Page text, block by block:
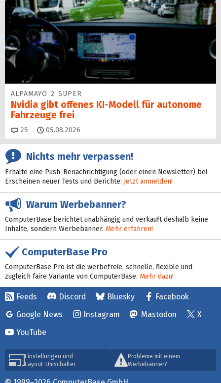
ALPAMAYO 2 SUPER
Nvidia gibt offenes KI-Modell für autonome
Fahrzeuge frei
25 Kommentare
05.08.2026
Nichts mehr verpassen!
Erhalte eine Push-Benachrichtigung (oder einen Newsletter) bei
Erscheinen neuer Tests und Berichte: Jetzt anmelden!
Warum Werbebanner?
ComputerBase berichtet unabhängig und verkauft deshalb keine
Inhalte, sondern Werbebanner. Mehr erfahren!
ComputerBase Pro
ComputerBase Pro ist die werbefreie, schnelle, flexible und
zugleich faire Variante von ComputerBase. Mehr dazu!
Feeds Discord Bluesky
Facebook
Google News
Instagram Mastodon
X
YouTube
Einstellungen und
Layout-Umschalter
Probleme mit einem
Werbebanner?